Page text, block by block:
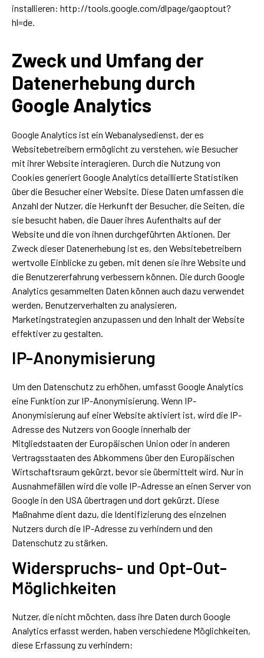
installieren: http://tools.google.com/dlpage/gaoptout?
hl=de
Zweck und Umfang der
Datenerhebung durch
Google Analytics
Google Analytics ist ein Webanalysedienst, der es
Websitebetreibern ermöglicht zu verstehen, wie Besucher
mit ihrer Website interagieren. Durch die Nutzung von
Cookies generiert Google Analytics detaillierte Statistiken
über die Besucher einer Website. Diese Daten umfassen die
Anzahl der Nutzer, die Herkunft der Besucher, die Seiten, die
sie besucht haben, die Dauer ihres Aufenthalts auf der
Website und die von ihnen durchgeführten Aktionen. Der
Zweck dieser Datenerhebung ist es, den Websitebetreibern
wertvolle Einblicke zu geben, mit denen sie ihre Website und
die Benutzererfahrung verbessern können. Die durch Google
Analytics gesammelten Daten können auch dazu verwendet
werden, Benutzerverhalten zu analysieren,
Marketingstrategien anzupassen und den Inhalt der Website
effektiver zu gestalten.
IP-Anonymisierung
Um den Datenschutz zu erhöhen, umfasst Google Analytics
eine Funktion zur IP-Anonymisierung. Wenn IP-
Anonymisierung auf einer Website aktiviert ist, wird die IP-
Adresse des Nutzers von Google innerhalb der
Mitgliedstaaten der Europäischen Union oder in anderen
Vertragsstaaten des Abkommens über den Europäischen
Wirtschaftsraum gekürzt, bevor sie übermittelt wird. Nur in
Ausnahmefällen wird die volle IP-Adresse an einen Server von
Google in den USA übertragen und dort gekürzt. Diese
Maßnahme dient dazu, die Identifizierung des einzelnen
Nutzers durch die IP-Adresse zu verhindern und den
Datenschutz zu stärken.
Widerspruchs- und Opt-Out-
Möglichkeiten
Nutzer, die nicht möchten, dass ihre Daten durch Google
Analytics erfasst werden, haben verschiedene Möglichkeiten,
diese Erfassung zu verhindern: